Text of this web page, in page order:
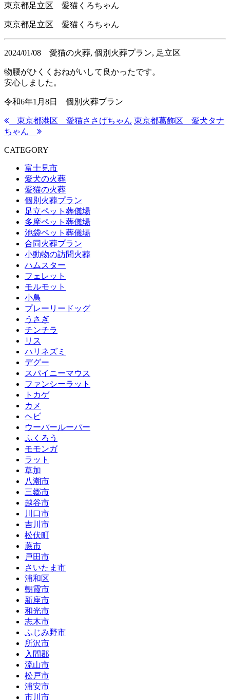
東京都足立区 愛猫くろちゃん
東京都足立区 愛猫くろちゃん
2024/01/08 愛猫の火葬, 個別火葬プラン, 足立区
物腰がひくくおねがいして良かったです。
安心しました。
令和6年1月8日 個別火葬プラン
東京都港区 愛猫ささげちゃん 東京都葛飾区 愛犬タナ
ちゃん
CATEGORY
富士見市
愛犬の火葬
愛猫の火葬
個別火葬プラン
足立ペット葬儀場
多摩ペット葬儀場
池袋ペット葬儀場
合同火葬プラン
小動物の訪問火葬
ハムスター
フェレット
モルモット
小鳥
プレーリードッグ
うさぎ
チンチラ
リス
ハリネズミ
デグー
スパイニーマウス
ファンシーラット
トカゲ
カメ
ヘビ
ウーパールーパー
ふくろう
モモンガ
ラット
草加
八潮市
三郷市
越谷市
川口市
吉川市
松伏町
蕨市
戸田市
さいたま市
浦和区
朝霞市
新座市
和光市
志木市
ふじみ野市
所沢市
入間郡
流山市
松戸市
浦安市
市川市